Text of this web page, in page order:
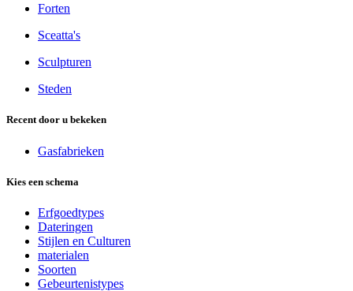
Forten
Sceatta's
Sculpturen
Steden
Recent door u bekeken
Gasfabrieken
Kies een schema
Erfgoedtypes
Dateringen
Stijlen en Culturen
materialen
Soorten
Gebeurtenistypes